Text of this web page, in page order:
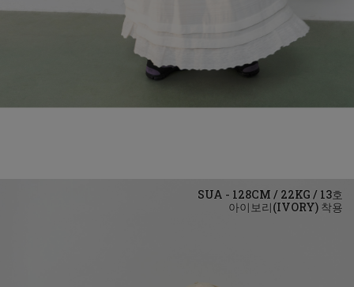
아이보리(IVORY)